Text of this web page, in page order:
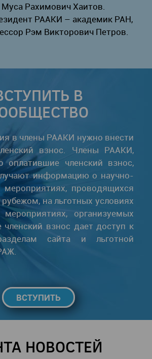
Рахимович Хаитов.
РААКИ – академик РАН,
Рэм Викторович Петров.
В
в члены РААКИ нужно внести
взнос. Члены РААКИ,
оплатившие членский взнос,
информацию о научно-
мероприятиях, проводящихся
на льготных условиях
организуемых
взнос дает доступ к
сайта и льготной
ВСТУПИТЬ
НОВОСТЕЙ